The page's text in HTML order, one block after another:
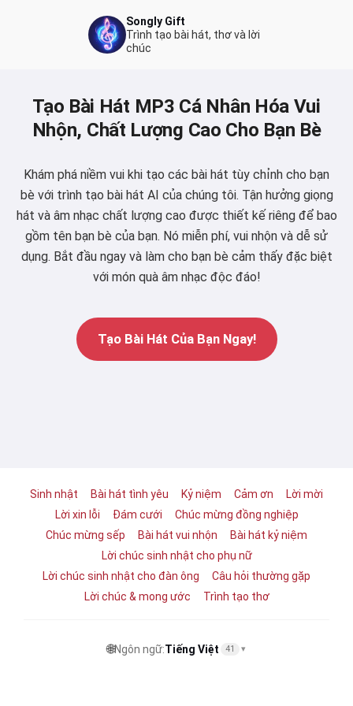
Songly Gift
Trình tạo bài hát, thơ và lời
chúc
Tạo Bài Hát MP3 Cá Nhân Hóa Vui
Nhộn, Chất Lượng Cao Cho Bạn Bè
Khám phá niềm vui khi tạo các bài hát tùy chỉnh cho bạn
bè với trình tạo bài hát AI của chúng tôi. Tận hưởng giọng
hát và âm nhạc chất lượng cao được thiết kế riêng để bao
gồm tên bạn bè của bạn. Nó miễn phí, vui nhộn và dễ sử
dụng. Bắt đầu ngay và làm cho bạn bè cảm thấy đặc biệt
với món quà âm nhạc độc đáo!
Tạo Bài Hát Của Bạn Ngay!
Sinh nhật Bài hát tình yêu Kỷ niệm Cảm ơn
Lời mời
Lời xin lỗi
Đám cưới
Chúc mừng đồng nghiệp
Chúc mừng sếp
Bài hát vui nhộn
Bài hát kỷ niệm
Lời chúc sinh nhật cho phụ nữ
Lời chúc sinh nhật cho đàn ông
Câu hỏi thường gặp
Lời chúc & mong ước
Trình tạo thơ
🌐Ngôn ngữ:Tiếng Việt 41 ▾